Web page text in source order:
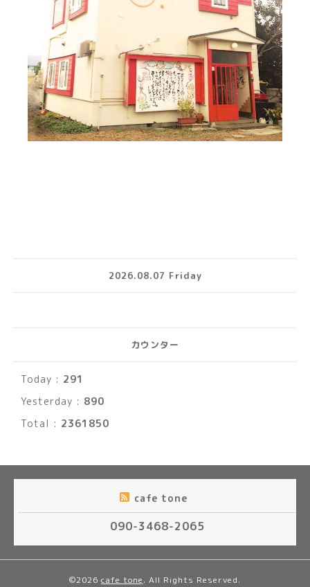
2026.08.07 Friday
カウンター
Today : 291
Yesterday : 890
Total : 2361850
cafe tone
090-3468-2065
©2026 cafe tone. All Rights Reserved.